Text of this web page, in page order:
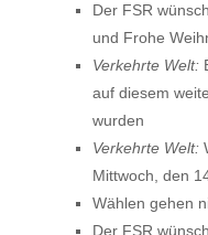
Der FSR
und Frohe
Verkehrte Welt:
auf diesem
wurden
Verkehrte Welt:
Mittwoch, den
Wählen gehen
Der FSR